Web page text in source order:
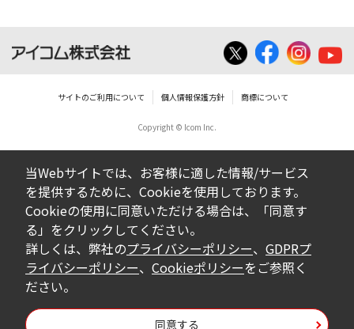
サイトのご利用について 個人情報保護方針 商標について
Copyright © Icom Inc.
当Webサイトでは、お客様に適した情報/サービス
を提供するために、Cookieを使用しております。
Cookieの使用に同意いただける場合は、「同意す
る」をクリックしてください。
詳しくは、弊社のプライバシーポリシー、 GDPRプ
ライバシーポリシー、 Cookieポリシーをご参照く
ださい。
同意する